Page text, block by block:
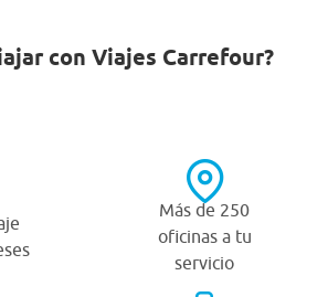
con Viajes Carrefour?
Más de 250
oficinas a tu
servicio